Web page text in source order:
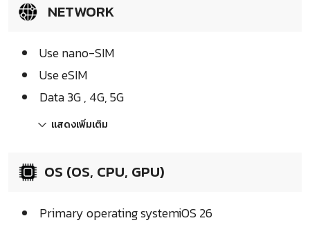
NETWORK
Use nano-SIM
Use eSIM
Data 3G , 4G, 5G
แสดงเพิ่มเติม
OS (OS, CPU, GPU)
Primary operating systemiOS 26